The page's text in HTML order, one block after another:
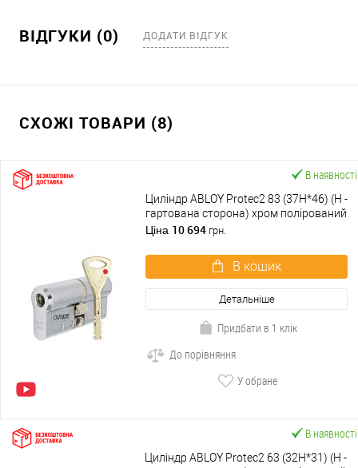
ВІДГУКИ (0) ДОДАТИ ВІДГУК
СХОЖІ ТОВАРИ (8)
В наявності
Циліндр ABLOY Protec2 83 (37H*46) (H -
гартована сторона) хром полірований
Ціна 10 694 грн.
В кошик
Детальніше
Придбати в 1 клік
До порівняння
У обране
В наявності
Циліндр ABLOY Protec2 63 (32H*31) (H -